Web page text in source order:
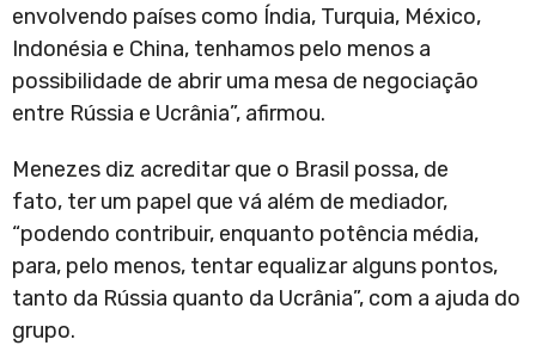
envolvendo países como Índia, Turquia, México,
Indonésia e China, tenhamos pelo menos a
possibilidade de abrir uma mesa de negociação
entre Rússia e Ucrânia”, afirmou.
Menezes diz acreditar que o Brasil possa, de
fato, ter um papel que vá além de mediador,
“podendo contribuir, enquanto potência média,
para, pelo menos, tentar equalizar alguns pontos,
tanto da Rússia quanto da Ucrânia”, com a ajuda do
grupo.